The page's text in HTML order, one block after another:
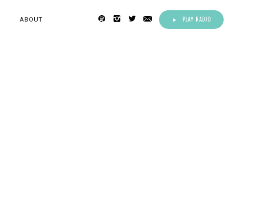
PLAY RADIO
ABOUT